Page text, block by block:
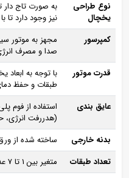
نوع طراحی
یخچال
به صورت تاج‌ دار
نیز وجود دارد
کمپرسور
مجهز به موتور
صدا و مصرف
قدرت موتور
با توجه به
طبقات و حفظ
عایق‌ بندی
(هدررفت
بدنه خارجی
ساخته‌ شده از
تعداد طبقات
متغیر بین 1 تا 7 عدد